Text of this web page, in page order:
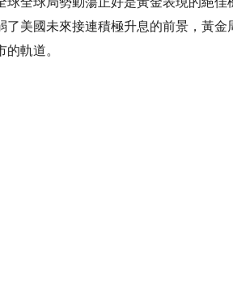
了美國未來接連積極升息的前景，黃
的軌道。